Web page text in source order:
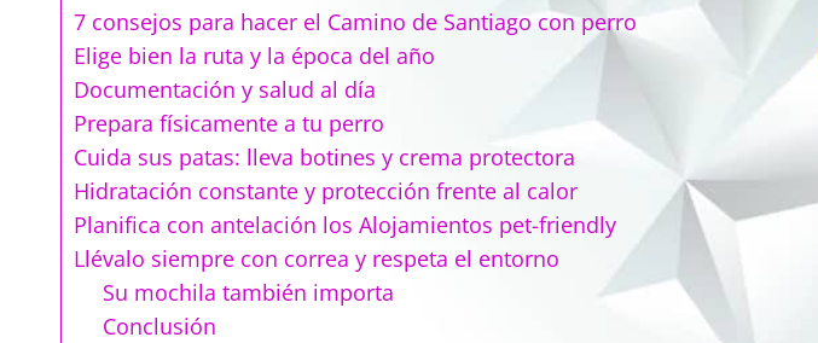
7 consejos para hacer el Camino de Santiago con perro
Elige bien la ruta y la época del año
Documentación y salud al día
Prepara físicamente a tu perro
Cuida sus patas: lleva botines y crema protectora
Hidratación constante y protección frente al calor
Planifica con antelación los Alojamientos pet-friendly
Llévalo siempre con correa y respeta el entorno
Su mochila también importa
Conclusión